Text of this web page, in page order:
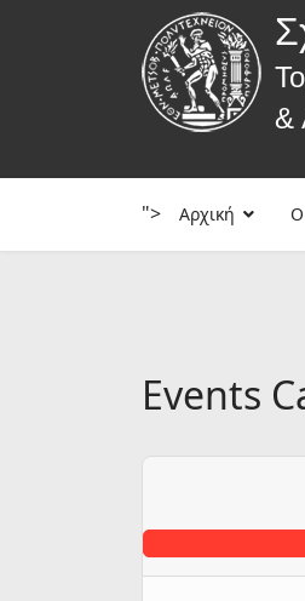
&
">
Αρχική
Events